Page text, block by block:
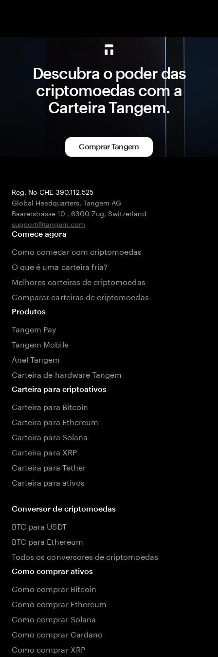
Descubra o poder das
criptomoedas com a
Carteira Tangem.
Comprar Tangem
Reg. No CHE-390.112.525
Global Headquarters, Tangem AG
Baarerstrasse 10 , 6300 Zug, Switzerland
support@tangem.com
Comece agora
Como começar com criptomoedas
O que é uma carteira fria?
Melhores carteiras de criptomoedas
Comparar carteiras de criptomoedas
Produtos
Tangem Pay
Tangem Mobile
Anel Tangem
Carteira de hardware Tangem
Carteira para criptoativos
Carteira para Bitcoin
Carteira para Ethereum
Carteira para Solana
Carteira para XRP
Carteira para Tether
Carteira para ativos
Conversor de criptomoedas
BTC para USDT
BTC para Ethereum
Todos os conversores de criptomoedas
Como comprar ativos
Como comprar Bitcoin
Como comprar Ethereum
Como comprar Solana
Como comprar Cardano
Como comprar XRP